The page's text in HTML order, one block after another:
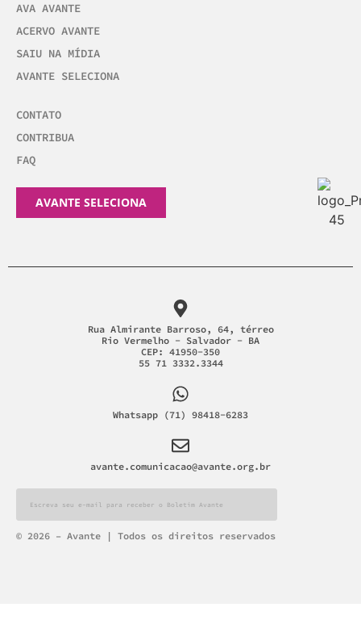
AVA AVANTE
ACERVO AVANTE
SAIU NA MÍDIA
AVANTE SELECIONA
CONTATO
CONTRIBUA
FAQ
AVANTE SELECIONA
Rua Almirante Barroso, 64, térreo
Rio Vermelho - Salvador - BA
CEP: 41950-350
55 71 3332.3344
Whatsapp (71) 98418-6283
avante.comunicacao@avante.org.br
Alternative:
© 2026 – Avante | Todos os direitos reservados